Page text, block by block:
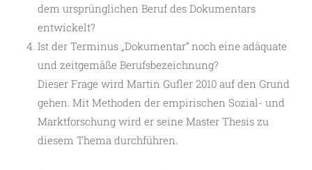
dem ursprünglichen Beruf des Dokumentars
entwickelt?
Ist der Terminus „Dokumentar“ noch eine adäquate
und zeitgemäße Berufsbezeichnung?
Dieser Frage wird Martin Gufler 2010 auf den Grund
gehen. Mit Methoden der empirischen Sozial- und
Marktforschung wird er seine Master Thesis zu
diesem Thema durchführen.